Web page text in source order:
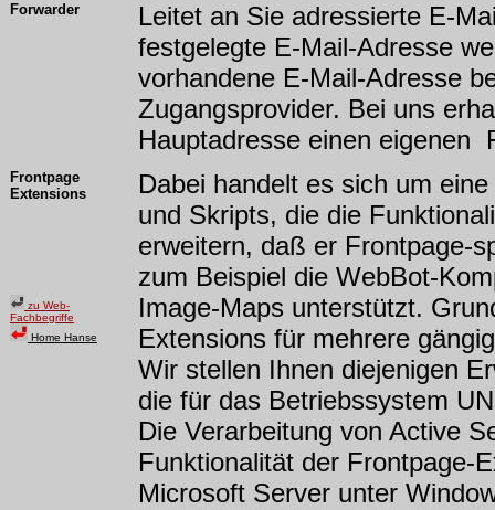
Forwarder
Leitet an Sie adressierte E-
festgelegte E-Mail-Adresse
vorhandene E-Mail-Adresse
Zugangsprovider. Bei uns
Hauptadresse einen eigenen
Frontpage
Extensions
zu Web-
Fachbegriffe
Home Hanse
Dabei handelt es sich um
und Skripts, die die
erweitern, daß er Frontpage-
zum Beispiel die WebBot-
Image-Maps unterstützt.
Extensions für mehrere
Wir stellen Ihnen diejenigen
die für das Betriebssystem
Die Verarbeitung von Active
Funktionalität der Frontpage-
Microsoft Server unter